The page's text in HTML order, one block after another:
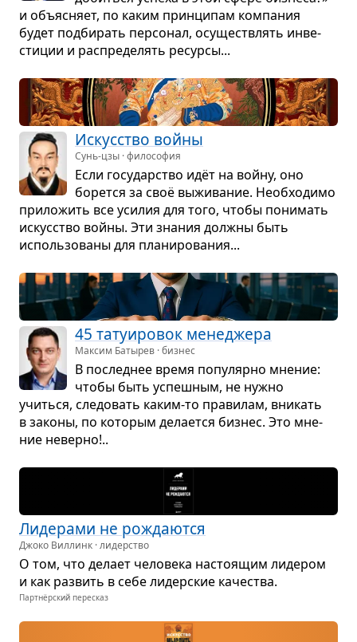
и объ­яс­няет, по каким прин­ци­пам ком­па­ния
будет под­би­рать пер­со­нал, осу­ще­ствлять инве­
сти­ции и рас­пре­де­лять ресурсы...
Искус­ство войны
Сунь-цзы · философия
Если госу­дар­ство идёт на войну, оно
борется за своё выжи­ва­ние. Необ­хо­димо
при­ло­жить все уси­лия для того, чтобы пони­мать
искус­ство войны. Эти зна­ния должны быть
исполь­зо­ваны для пла­ни­ро­ва­ния...
45 тату­и­ро­вок мене­джера
Максим Батырев · бизнес
В послед­нее время попу­лярно мне­ние:
чтобы быть успеш­ным, не нужно
учиться, сле­до­вать каким-то пра­ви­лам, вни­кать
в законы, по кото­рым дела­ется биз­нес. Это мне­
ние неверно!..
Лиде­рами не рожда­ются
Джоко Виллинк · лидерство
О том, что делает чело­века насто­я­щим лиде­ром
и как раз­вить в себе лидер­ские каче­ства.
Партнёрский пересказ